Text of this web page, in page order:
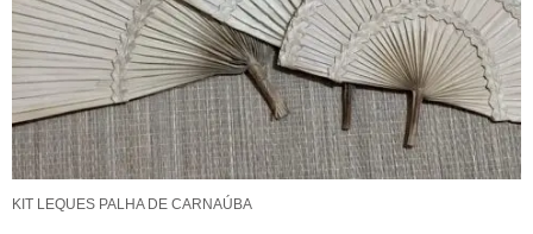
KIT LEQUES PALHA DE CARNAÚBA